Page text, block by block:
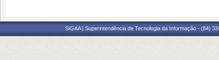
SIGAA | Superintendência de Tecnologia da Informação - (84)